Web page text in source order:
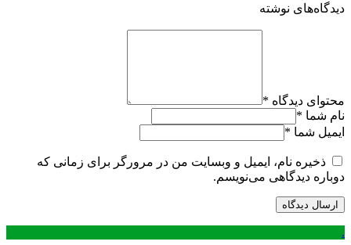
دیدگاه‌های نوشته
محتوای دیدگاه *
نام شما *
ایمیل شما *
ذخیره نام، ایمیل و وبسایت من در مرورگر برای زمانی که
دوباره دیدگاهی می‌نویسم.
.